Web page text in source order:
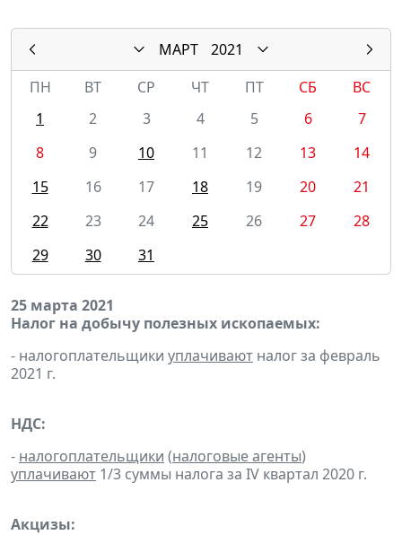
МАРТ
2021
ПН
ВТ СР ЧТ ПТ СБ
ВС
1
2 3 4 5 6
7
8
9 10 11 12 13
14
15
16 17 18 19 20
21
22
23 24 25 26 27
28
29
30 31
25 марта 2021
Налог на добычу полезных ископаемых:
- налогоплательщики уплачивают налог за февраль
2021 г.
НДС:
- налогоплательщики (налоговые агенты)
уплачивают 1/3 суммы налога за IV квартал 2020 г.
Акцизы: